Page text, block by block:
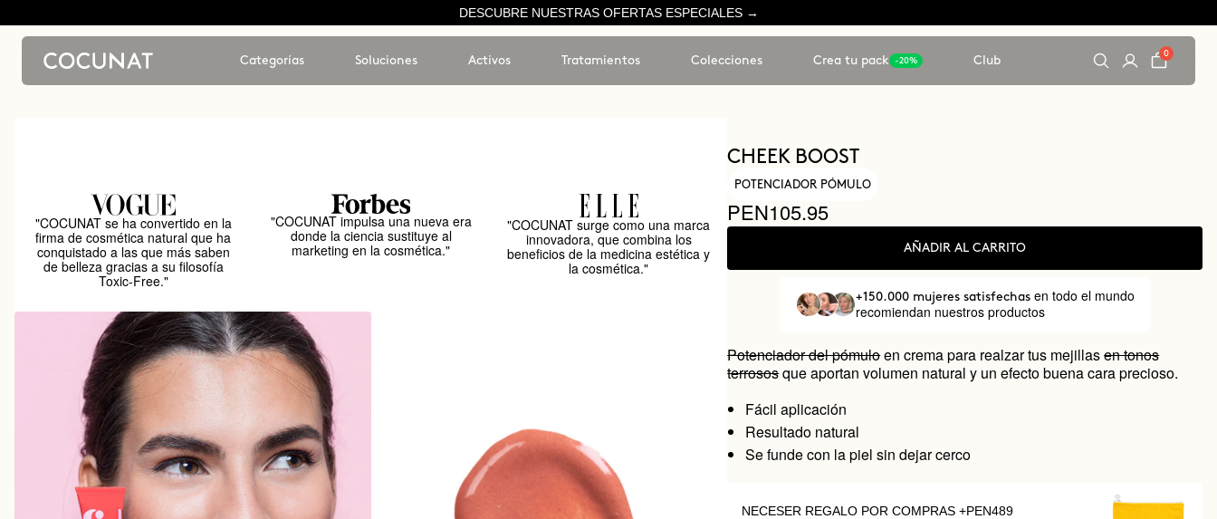
DESCUBRE NUESTRAS OFERTAS ESPECIALES →
Categorías Soluciones Activos Tratamientos Colecciones Crea tu pack -20% Club
0
"COCUNAT se ha convertido en la
firma de cosmética natural que ha
conquistado a las que más saben
de belleza gracias a su filosofía
Toxic-Free."
"COCUNAT impulsa una nueva era
donde la ciencia sustituye al
marketing en la cosmética."
"COCUNAT surge como una marca
innovadora, que combina los
beneficios de la medicina estética y
la cosmética."
CHEEK BOOST
POTENCIADOR PÓMULO
PEN105.95
AÑADIR AL CARRITO
+150.000 mujeres satisfechas en todo el mundo
recomiendan nuestros productos
Potenciador del pómuloen crema para realzar tus mejillasen tonos
terrososque aportan volumen natural y un efecto buena cara precioso.
Fácil aplicación
Resultado natural
Se funde con la piel sin dejar cerco
NECESER REGALO POR COMPRAS +PEN489